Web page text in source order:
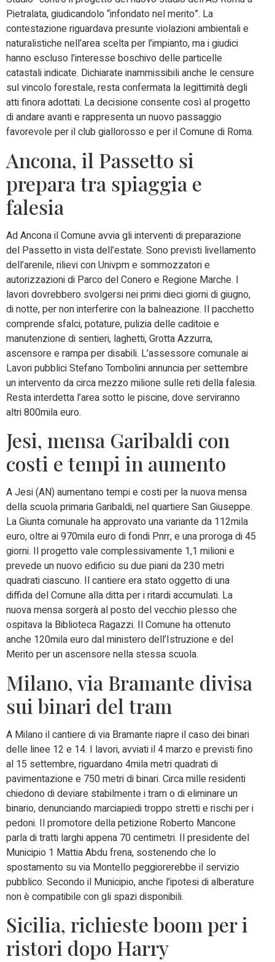
Pietralata, giudicandolo “infondato nel merito”. La
contestazione riguardava presunte violazioni ambientali e
naturalistiche nell’area scelta per l’impianto, ma i giudici
hanno escluso l’interesse boschivo delle particelle
catastali indicate. Dichiarate inammissibili anche le censure
sul vincolo forestale, resta confermata la legittimità degli
atti finora adottati. La decisione consente così al progetto
di andare avanti e rappresenta un nuovo passaggio
favorevole per il club giallorosso e per il Comune di Roma.
Ancona, il Passetto si
prepara tra spiaggia e
falesia
Ad Ancona il Comune avvia gli interventi di preparazione
del Passetto in vista dell’estate. Sono previsti livellamento
dell’arenile, rilievi con Univpm e sommozzatori e
autorizzazioni di Parco del Conero e Regione Marche. I
lavori dovrebbero svolgersi nei primi dieci giorni di giugno,
di notte, per non interferire con la balneazione. Il pacchetto
comprende sfalci, potature, pulizia delle caditoie e
manutenzione di sentieri, laghetti, Grotta Azzurra,
ascensore e rampa per disabili. L’assessore comunale ai
Lavori pubblici Stefano Tombolini annuncia per settembre
un intervento da circa mezzo milione sulle reti della falesia.
Resta interdetta l’area sotto le piscine, dove serviranno
altri 800mila euro.
Jesi, mensa Garibaldi con
costi e tempi in aumento
A Jesi (AN) aumentano tempi e costi per la nuova mensa
della scuola primaria Garibaldi, nel quartiere San Giuseppe.
La Giunta comunale ha approvato una variante da 112mila
euro, oltre ai 970mila euro di fondi Pnrr, e una proroga di 45
giorni. Il progetto vale complessivamente 1,1 milioni e
prevede un nuovo edificio su due piani da 230 metri
quadrati ciascuno. Il cantiere era stato oggetto di una
diffida del Comune alla ditta per i ritardi accumulati. La
nuova mensa sorgerà al posto del vecchio plesso che
ospitava la Biblioteca Ragazzi. Il Comune ha ottenuto
anche 120mila euro dal ministero dell’Istruzione e del
Merito per un ascensore nella stessa scuola.
Milano, via Bramante divisa
sui binari del tram
A Milano il cantiere di via Bramante riapre il caso dei binari
delle linee 12 e 14. I lavori, avviati il 4 marzo e previsti fino
al 15 settembre, riguardano 4mila metri quadrati di
pavimentazione e 750 metri di binari. Circa mille residenti
chiedono di deviare stabilmente i tram o di eliminare un
binario, denunciando marciapiedi troppo stretti e rischi per i
pedoni. Il promotore della petizione Roberto Mancone
parla di tratti larghi appena 70 centimetri. Il presidente del
Municipio 1 Mattia Abdu frena, sostenendo che lo
spostamento su via Montello peggiorerebbe il servizio
pubblico. Secondo il Municipio, anche l’ipotesi di alberature
non è compatibile con gli spazi disponibili.
Sicilia, richieste boom per i
ristori dopo Harry